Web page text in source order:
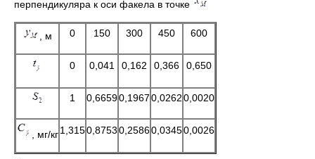
перпендикуляра к оси факела в точке
, м 0 150 300 450 600
0 0,041 0,162 0,366 0,650
1 0,66590,19670,02620,0020
, мг/кг1,3150,87530,25860,03450,0026